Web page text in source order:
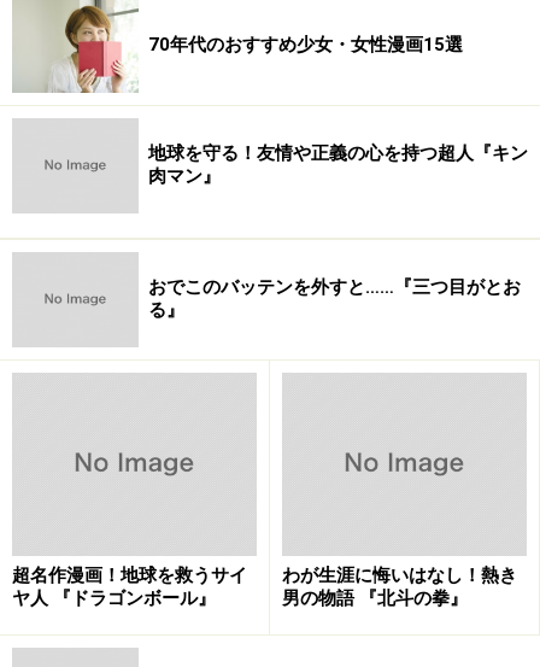
【編集部おすすめの購入サイト】
Amazonで人気のマンガ・コミックをチェック！
70年代のおすすめ少女・女性漫画15選
地球を守る！友情や正義の心を持つ超人『キン
肉マン』
おでこのバッテンを外すと……『三つ目がとお
る』
超名作漫画！地球を救うサイ
ヤ人 『ドラゴンボール』
わが生涯に悔いはなし！熱き
男の物語 『北斗の拳』